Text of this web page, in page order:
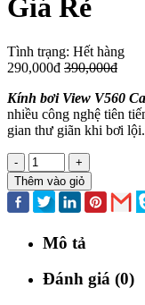
Giá Rẻ
Tình trạng: Hết hàng
290,000đ 390,000đ
Kính bơi View V560
nhiều công nghệ tiên
gian thư giãn khi bơi lội.
-
+
Thêm vào giỏ
Mô tả
Đánh giá (0)